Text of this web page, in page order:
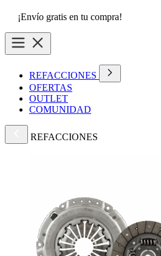
¡Envío gratis en tu compra!
REFACCIONES
OFERTAS
OUTLET
COMUNIDAD
REFACCIONES